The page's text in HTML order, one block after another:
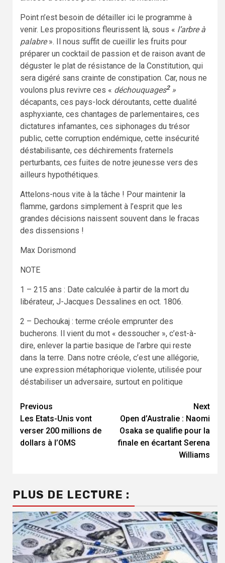
Point n’est besoin de détailler ici le programme à
venir. Les propositions fleurissent là, sous « l’arbre à
palabre». Il nous suffit de cueillir les fruits pour
préparer un cocktail de passion et de raison avant de
déguster le plat de résistance de la Constitution, qui
sera digéré sans crainte de constipation. Car, nous ne
voulons plus revivre ces « déchouquages2»
décapants, ces pays-lock déroutants, cette dualité
asphyxiante, ces chantages de parlementaires, ces
dictatures infamantes, ces siphonages du trésor
public, cette corruption endémique, cette insécurité
déstabilisante, ces déchirements fraternels
perturbants, ces fuites de notre jeunesse vers des
ailleurs hypothétiques.
Attelons-nous vite à la tâche ! Pour maintenir la
flamme, gardons simplement à l’esprit que les
grandes décisions naissent souvent dans le fracas
des dissensions !
Max Dorismond
NOTE
1 – 215 ans : Date calculée à partir de la mort du
libérateur, J-Jacques Dessalines en oct. 1806.
2 – Dechoukaj : terme créole emprunter des
bucherons. Il vient du mot « dessoucher », c’est-à-
dire, enlever la partie basique de l’arbre qui reste
dans la terre. Dans notre créole, c’est une allégorie,
une expression métaphorique violente, utilisée pour
déstabiliser un adversaire, surtout en politique
Continue
Reading
Previous
Les Etats-Unis vont
verser 200 millions de
dollars à l’OMS
Next
Open d’Australie : Naomi
Osaka se qualifie pour la
finale en écartant Serena
Williams
PLUS DE LECTURE :